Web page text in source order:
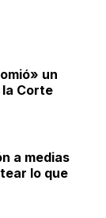
un
Corte
a medias
lo que